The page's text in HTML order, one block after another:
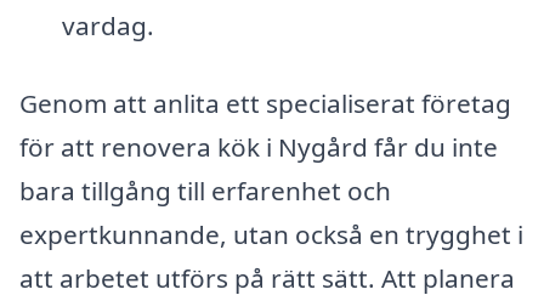
vardag.
Genom att anlita ett specialiserat företag
för att renovera kök i Nygård får du inte
bara tillgång till erfarenhet och
expertkunnande, utan också en trygghet i
att arbetet utförs på rätt sätt. Att planera